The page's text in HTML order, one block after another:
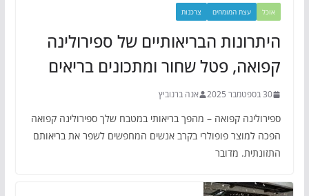
אוכל עצת המומחים צרכנות
היתרונות הבריאותיים של ספירולינה
קפואה, פטל שחור ומתכונים בריאים
30 בספטמבר 2025 אנה ברנוביץ
ספירולינה קפואה – מהפך בריאותי במטבח שלך ספירולינה קפואה
הפכה למוצר פופולרי בקרב אנשים המחפשים לשפר את בריאותם
התזונתית. מדובר